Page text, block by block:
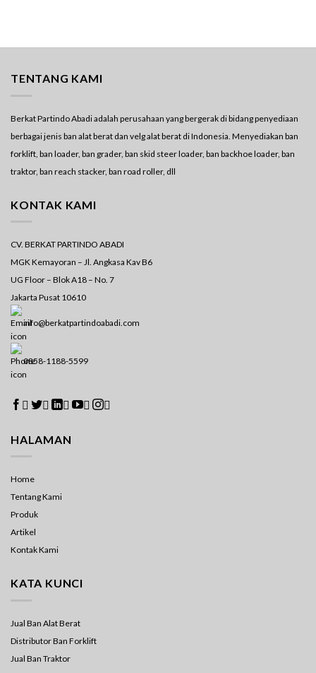
TENTANG KAMI
Berkat Partindo Abadi adalah perusahaan yang bergerak di bidang penyediaan
berbagai jenis ban alat berat dan velg alat berat di Indonesia. Menyediakan ban
forklift, ban loader, ban grader, ban skid steer loader, ban backhoe loader, ban
traktor, ban reach stacker, ban road roller, dll
KONTAK KAMI
CV. BERKAT PARTINDO ABADI
MGK Kemayoran – Jl. Angkasa Kav B6
UG Floor – Blok A18 – No. 7
Jakarta Pusat 10610
info@berkatpartindoabadi.com
0858-1188-5599
    
HALAMAN
Home
Tentang Kami
Produk
Artikel
Kontak Kami
KATA KUNCI
Jual Ban Alat Berat
Distributor Ban Forklift
Jual Ban Traktor